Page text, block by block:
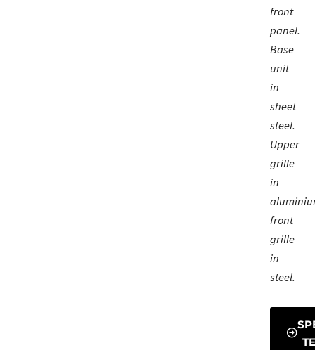
front
panel.
Base
unit
in
sheet
steel.
Upper
grille
in
front
grille
in
steel.